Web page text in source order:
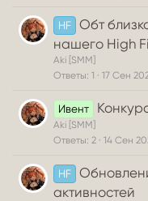
HF
Обт
нашего High
Aki [SMM]
Ответы 1 17 Сен
Ивент
Aki [SMM]
Ответы 2 14 Сен
HF
активностей